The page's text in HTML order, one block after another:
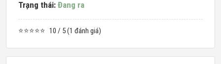
Trạng thái: Đang ra
⭐⭐⭐⭐⭐ 10 / 5 (1 đánh giá)